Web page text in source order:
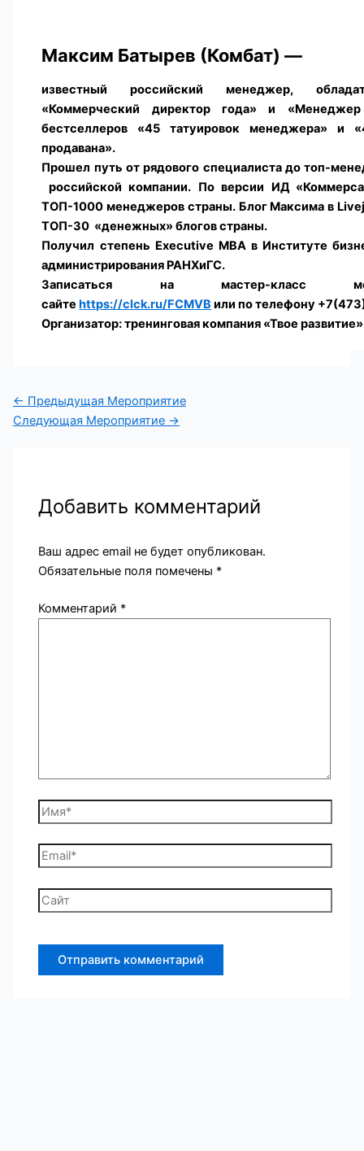
Максим Батырев (Комбат) —
известный российский менеджер,
«Коммерческий директор года» и
бестселлеров «45 татуировок менеджера» и
продавана».
Прошел путь от рядового специалиста до топ-
российской компании. По версии ИД
ТОП-1000 менеджеров страны. Блог Максима в
ТОП-30 «денежных» блогов страны.
Получил степень Executive MBA в Институте
администрирования РАНХиГС.
Записаться на мастер-класс
сайтеhttps://clck.ru/FCMVB или по телефону
Организатор:тренинговая компания «Твое
← Предыдущая Мероприятие
Следующая Мероприятие →
Добавить комментарий
Ваш адрес email не будет опубликован.
Обязательные поля помечены *
Комментарий *
Имя*
Email*
Сайт